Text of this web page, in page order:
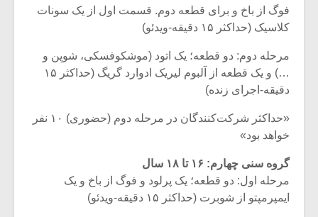
فوگ از باخ و برای قطعه دوم. قسمت اول از یک سونات
کلاسیک (حداکثر ۱۵ دقیقه-ویدئو)
مرحله دوم: دو‌ قطعه؛ یک اتود (موشکوفسکی، شوپن و
…) و‌ یک قطعه از آلبوم لیریک ادوارد گریگ (حداکثر ۱۵
دقیقه-اجرای زنده)
«حداکثر شرکت‌کنندگان در مرحله دوم (حضوری) ۱۰ نفر
خواهد بود»
گروه سنی چهارم: ۱۶ تا ۱۸ سال
مرحله اول: دو قطعه؛ یک پرلود و فوگ از باخ و یک
ایمپرمپتو از شوبرت (حداکثر ۱۵ دقیقه-ویدئو)